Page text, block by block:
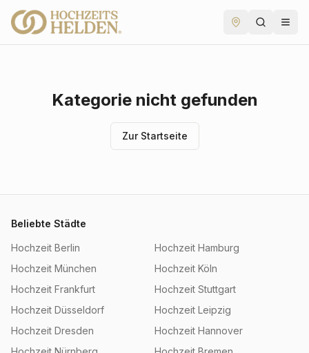
Kategorie nicht gefunden
Zur Startseite
Beliebte Städte
Hochzeit Berlin Hochzeit Hamburg
Hochzeit München Hochzeit Köln
Hochzeit Frankfurt Hochzeit Stuttgart
Hochzeit Düsseldorf Hochzeit Leipzig
Hochzeit Dresden Hochzeit Hannover